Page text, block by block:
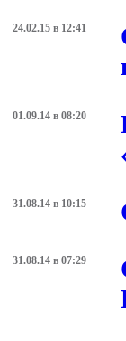
24.02.15 в 12:41
01.09.14 в 08:20
31.08.14 в 10:15
31.08.14 в 07:29